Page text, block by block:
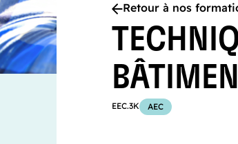
Retour à nos
EEC.3K AEC